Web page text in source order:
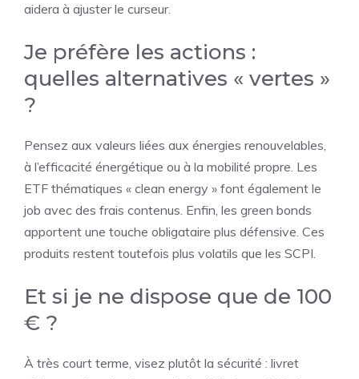
aidera à ajuster le curseur.
Je préfère les actions :
quelles alternatives « vertes »
?
Pensez aux valeurs liées aux énergies renouvelables,
à l’efficacité énergétique ou à la mobilité propre. Les
ETF thématiques « clean energy » font également le
job avec des frais contenus. Enfin, les green bonds
apportent une touche obligataire plus défensive. Ces
produits restent toutefois plus volatils que les SCPI.
Et si je ne dispose que de 100
€ ?
À très court terme, visez plutôt la sécurité : livret